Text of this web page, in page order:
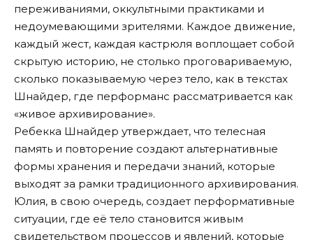
переживаниями, оккультными практиками и
недоумевающими зрителями. Каждое движение,
каждый жест, каждая кастрюля воплощает собой
скрытую историю, не столько проговариваемую,
сколько показываемую через тело, как в текстах
Шнайдер, где перформанс рассматривается как
«живое архивирование».
Ребекка Шнайдер утверждает, что телесная
память и повторение создают альтернативные
формы хранения и передачи знаний, которые
выходят за рамки традиционного архивирования.
Юлия, в свою очередь, создает перформативные
ситуации, где её тело становится живым
свидетельством процессов и явлений, которые